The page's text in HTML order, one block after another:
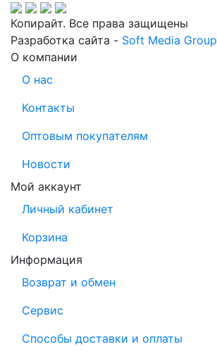
Копирайт. Все права защищены
Разработка сайта - Soft Media Group
О компании
О нас
Контакты
Оптовым покупателям
Новости
Мой аккаунт
Личный кабинет
Корзина
Информация
Возврат и обмен
Сервис
Способы доставки и оплаты